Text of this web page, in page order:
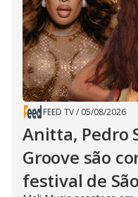
FEED TV/ 05/08/2026
Anitta, Pedro
Groove são
festival de